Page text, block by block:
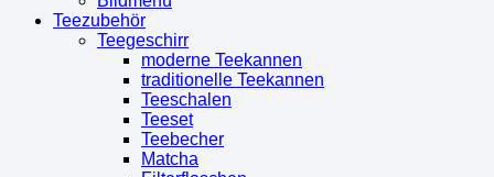
Teezubehör
Teegeschirr
moderne Teekannen
traditionelle Teekannen
Teeschalen
Teeset
Teebecher
Matcha